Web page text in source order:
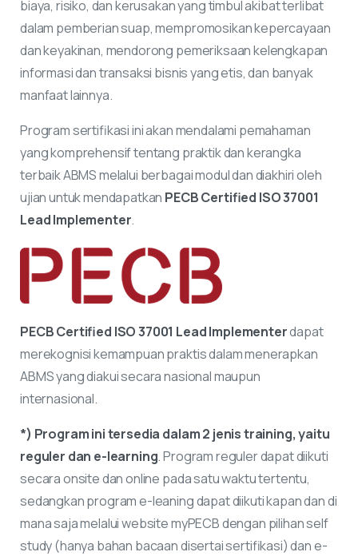
biaya, risiko, dan kerusakan yang timbul akibat terlibat
dalam pemberian suap, mempromosikan kepercayaan
dan keyakinan, mendorong pemeriksaan kelengkapan
informasi dan transaksi bisnis yang etis, dan banyak
manfaat lainnya.
Program sertifikasi ini akan mendalami pemahaman
yang komprehensif tentang praktik dan kerangka
terbaik ABMS melalui berbagai modul dan diakhiri oleh
ujian untuk mendapatkan PECB Certified ISO 37001
Lead Implementer.
PECB Certified ISO 37001 Lead Implementerdapat
merekognisi kemampuan praktis dalam menerapkan
ABMS yang diakui secara nasional maupun
internasional.
*) Program ini tersedia dalam 2 jenis training, yaitu
reguler dan e-learning. Program reguler dapat diikuti
secara onsite dan online pada satu waktu tertentu,
sedangkan program e-leaning dapat diikuti kapan dan di
mana saja melalui website myPECB dengan pilihan self
study (hanya bahan bacaan disertai sertifikasi) dan e-